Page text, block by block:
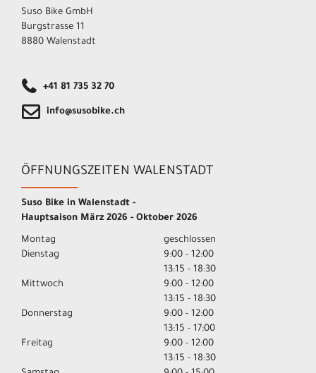
Suso Bike GmbH
Burgstrasse 11
8880 Walenstadt
+41 81 735 32 70
info@susobike.ch
ÖFFNUNGSZEITEN WALENSTADT
Suso Bike in Walenstadt -
Hauptsaison März 2026 - Oktober 2026
Montag
geschlossen
Dienstag
9:00 - 12:00
13:15 - 18:30
Mittwoch
9:00 - 12:00
13:15 - 18:30
Donnerstag
9:00 - 12:00
13:15 - 17:00
Freitag
9:00 - 12:00
13:15 - 18:30